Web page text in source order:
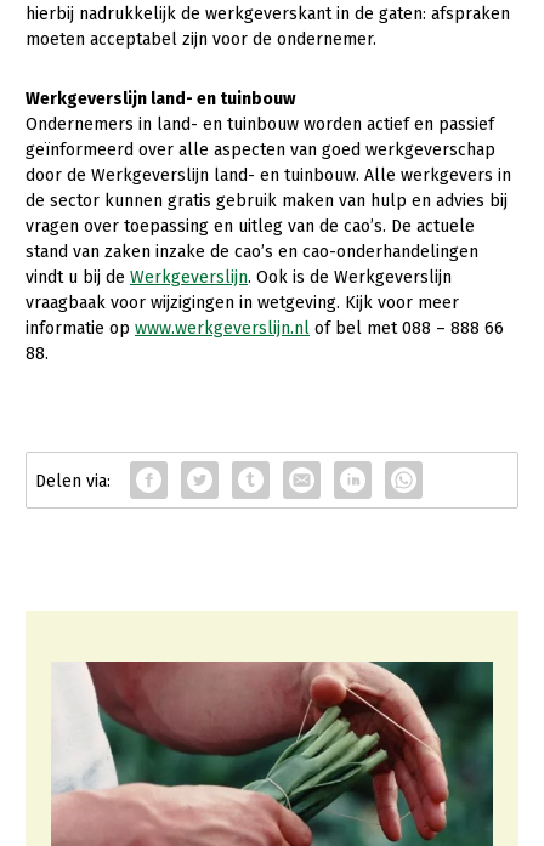
Varkenshouderij
Plant
Akkerbouw
Biologische Landbouw
Bollenteelt
Bomen, vaste planten en zomerbloemen
Fruitteelt
Vollegrondsgroente
Multifunctionele landbouw
Nieuwsabonnement
Webinars
Over LTO
hierbij nadrukkelijk de werkgeverskant in de gaten: afspraken
moeten acceptabel zijn voor de ondernemer.
Werkgeverslijn land- en tuinbouw
Ondernemers in land- en tuinbouw worden actief en passief
geïnformeerd over alle aspecten van goed werkgeverschap
door de Werkgeverslijn land- en tuinbouw. Alle werkgevers in
de sector kunnen gratis gebruik maken van hulp en advies bij
vragen over toepassing en uitleg van de cao’s. De actuele
stand van zaken inzake de cao’s en cao-onderhandelingen
vindt u bij de Werkgeverslijn. Ook is de Werkgeverslijn
vraagbaak voor wijzigingen in wetgeving. Kijk voor meer
informatie op www.werkgeverslijn.nl of bel met 088 – 888 66
88.